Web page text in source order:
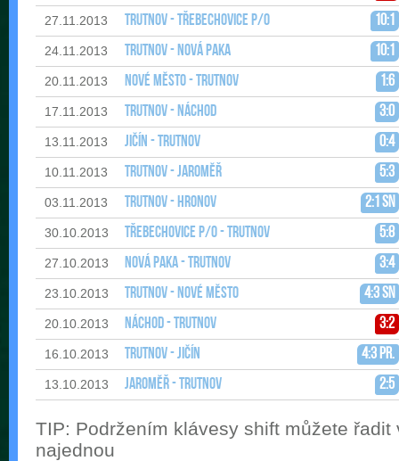
27.11.2013 Trutnov - Třebechovice p/O 10:1
24.11.2013 Trutnov - Nová Paka 10:1
20.11.2013 Nové Město - Trutnov 1:6
17.11.2013 Trutnov - Náchod 3:0
13.11.2013 Jičín - Trutnov 0:4
10.11.2013 Trutnov - Jaroměř 5:3
03.11.2013 Trutnov - Hronov 2:1 sn
30.10.2013 Třebechovice p/O - Trutnov 5:8
27.10.2013 Nová Paka - Trutnov 3:4
23.10.2013 Trutnov - Nové Město 4:3 sn
20.10.2013 Náchod - Trutnov 3:2
16.10.2013 Trutnov - Jičín 4:3 pr.
13.10.2013 Jaroměř - Trutnov 2:5
TIP: Podržením klávesy shift můžete řadit
najednou